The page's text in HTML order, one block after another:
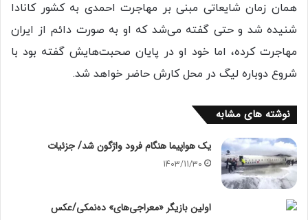
همان زمان شایعاتی مبنی بر مهاجرت احمدی به کشور کانادا
شنیده شد و حتی گفته می‌شد که او به صورت دائم از ایران
مهاجرت کرده، اما خود او در پایان صحبت‌هایش گفته بود با
شروع دوباره لیگ در محل کارش حاضر خواهد شد.
نوشته های مشابه
یک هواپیما هنگام فرود واژگون شد/ جزئیات
1403/11/30
اولین بازیگر «معراجی‌های» ده‌نمکی/عکس